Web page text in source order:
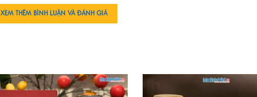
XEM THÊM BÌNH LUẬN VÀ ĐÁNH GIÁ